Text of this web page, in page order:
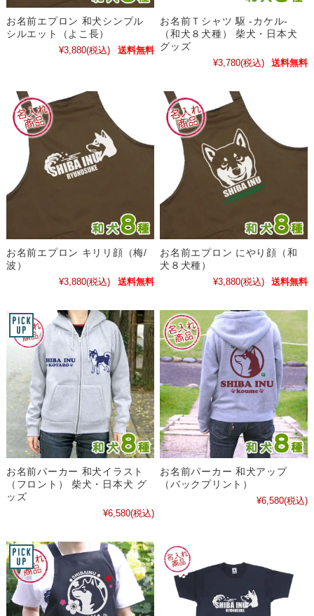
お名前エプロン 和犬シンプル
シルエット（よこ長）
¥3,880(税込) 送料無料
お名前Ｔシャツ 駆 -カケル-
（和犬８犬種） 柴犬・日本犬
グッズ
¥3,780(税込) 送料無料
お名前エプロン キリリ顔（梅/
波）
¥3,880(税込) 送料無料
お名前エプロン にやり顔（和
犬８犬種）
¥3,880(税込) 送料無料
お名前パーカー 和犬イラスト
（フロント） 柴犬・日本犬 グ
ッズ
¥6,580(税込)
お名前パーカー 和犬アップ
（バックプリント）
¥6,580(税込)